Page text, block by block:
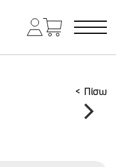
< Πίσω